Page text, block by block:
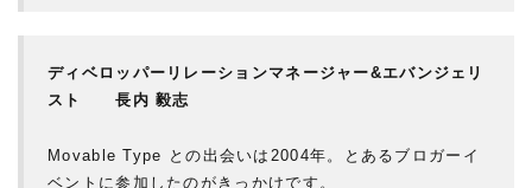
ディベロッパーリレーションマネージャー&エバンジェリ
スト 長内 毅志
Movable Type との出会いは2004年。とあるブロガーイ
ベントに参加したのがきっかけです。